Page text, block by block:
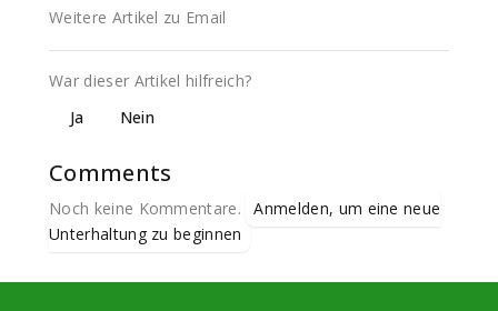
Weitere Artikel zu Email
War dieser Artikel hilfreich?
Ja
Nein
Comments
Noch keine Kommentare.
Anmelden, um eine neue
Unterhaltung zu beginnen